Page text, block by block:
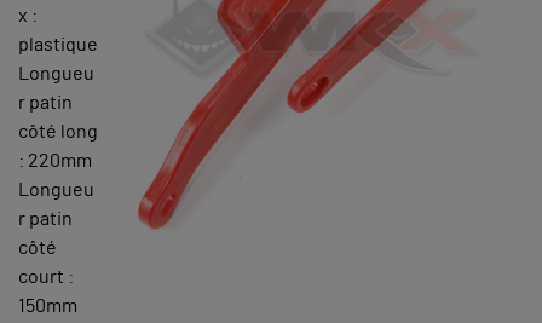
x :
plastique
Longueu
r patin
côté long
: 220mm
Longueu
r patin
côté
court :
150mm